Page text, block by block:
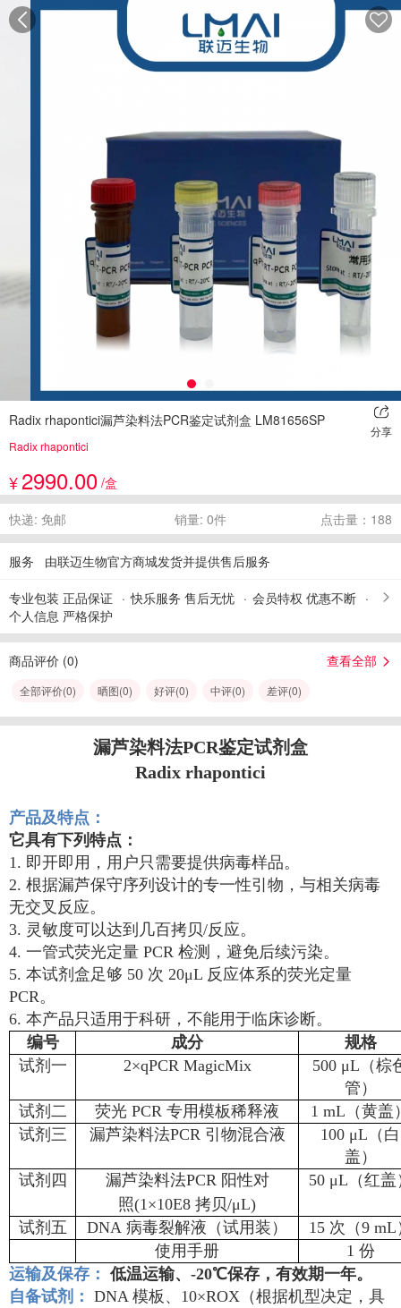
Radix rhapontici漏芦染料法PCR鉴定试剂盒 LM81656SP
分享
Radix rhapontici
¥2990.00 /盒
快递: 免邮 销量: 0件 点击量：188
服务 由联迈生物官方商城发货并提供售后服务
专业包装 正品保证 快乐服务 售后无忧
会员特权 优惠不断
个人信息 严格保护
商品评价 (0) 查看全部
全部评价(0) 晒图(0) 好评(0) 中评(0) 差评(0)
漏芦染料法PCR鉴定试剂盒
Radix rhapontici
产品及特点 ：
它具有下列特点：
1. 即开即用，用户只需要提供病毒样品。
2. 根据漏芦保守序列设计的专一性引物，与相关病毒
无交叉反应。
3. 灵敏度可以达到几百拷贝/反应。
4. 一管式荧光定量 PCR 检测，避免后续污染。
5. 本试剂盒足够 50 次 20μL 反应体系的荧光定量
PCR。
6. 本产品只适用于科研，不能用于临床诊断。
编号
成分
规格
试剂一
2×qPCR MagicMix
500 μL（棕
管）
试剂二
荧光 PCR 专用模板稀释液
1 mL（黄盖
试剂三
漏芦染料法PCR 引物混合液
100 μL（白
盖）
试剂四
漏芦染料法PCR 阳性对
照(1×10E8 拷贝/μL)
50 μL（红盖
试剂五 DNA 病毒裂解液（试用装）
15 次（9 mL
使用手册
1 份
运输及保存 ： 低温运输、-20℃保存，有效期一年。
自备试剂 ： DNA 模板、10×ROX（根据机型决定，具